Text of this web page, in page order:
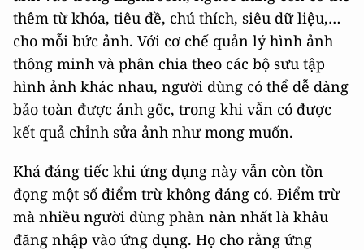
thêm từ khóa, tiêu đề, chú thích, siêu dữ liệu,…
cho mỗi bức ảnh. Với cơ chế quản lý hình ảnh
thông minh và phân chia theo các bộ sưu tập
hình ảnh khác nhau, người dùng có thể dễ dàng
bảo toàn được ảnh gốc, trong khi vẫn có được
kết quả chỉnh sửa ảnh như mong muốn.
Khá đáng tiếc khi ứng dụng này vẫn còn tồn
đọng một số điểm trừ không đáng có. Điểm trừ
mà nhiều người dùng phàn nàn nhất là khâu
đăng nhập vào ứng dụng. Họ cho rằng ứng